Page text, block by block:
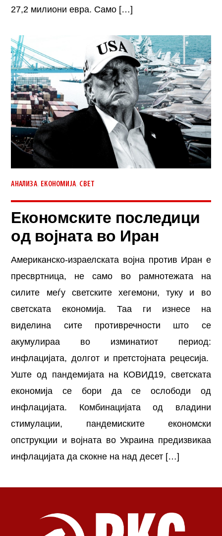
27,2 милиони евра. Само […]
АНАЛИЗА, ЕКОНОМИЈА СВЕТ
Економските последици
од војната во Иран
Американско-израелската војна против Иран е
пресвртница, не само во рамнотежата на
силите меѓу светските хегемони, туку и во
светската економија. Таа ги изнесе на
виделина сите противречности што се
акумулираа во изминатиот период:
инфлацијата, долгот и претстојната рецесија.
Уште од пандемијата на КОВИД19, светската
економија се бори да се ослободи од
инфлацијата. Комбинацијата од владини
стимулации, пандемиските економски
опструкции и војната во Украина предизвикаа
инфлацијата да скокне на над десет […]